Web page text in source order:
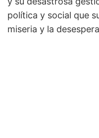
política y social que
miseria y la